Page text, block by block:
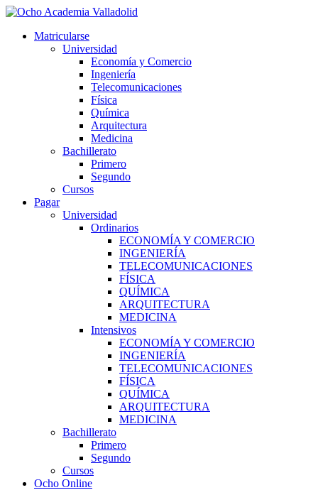
Ir
contenidoMatricularse
Universidad
Economía y Comercio
Ingeniería
Telecomunicaciones
Física
Química
Arquitectura
Medicina
Bachillerato
Primero
Segundo
Cursos
Pagar
Universidad
Ordinarios
ECONOMÍA Y COMERCIO
INGENIERÍA
TELECOMUNICACIONES
FÍSICA
QUÍMICA
ARQUITECTURA
MEDICINA
Intensivos
ECONOMÍA Y COMERCIO
INGENIERÍA
TELECOMUNICACIONES
FÍSICA
QUÍMICA
ARQUITECTURA
MEDICINA
Bachillerato
Primero
Segundo
Cursos
Ocho Online